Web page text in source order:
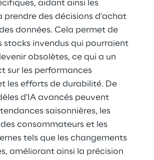
aidant ainsi les
prendre des décisions d'achat
données. Cela permet de
stocks invendus qui pourraient
obsolètes, ce qui a un
sur les performances
les efforts de durabilité. De
d'IA avancés peuvent
saisonnières, les
consommateurs et les
tels que les changements
améliorant ainsi la précision